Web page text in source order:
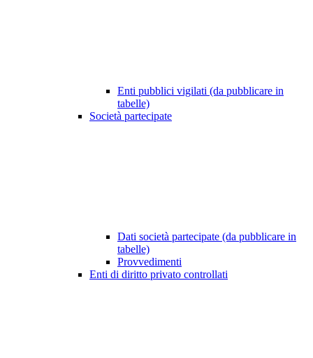
Enti pubblici vigilati (da pubblicare in
tabelle)
Società partecipate
Dati società partecipate (da pubblicare in
tabelle)
Provvedimenti
Enti di diritto privato controllati